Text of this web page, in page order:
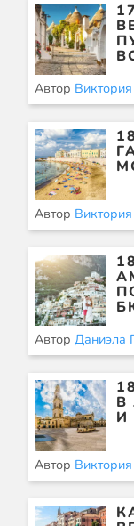
Автор
Автор
Автор Даниэла
В
И
Автор